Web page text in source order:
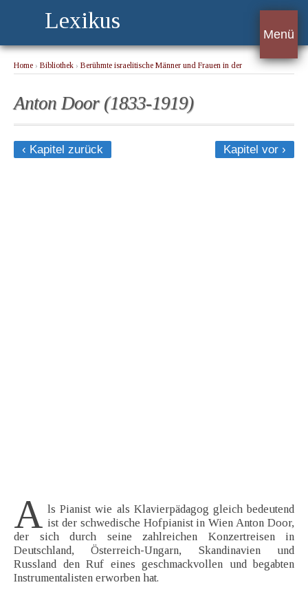
Lexikus
Menü
Home › Bibliothek › Berühmte israelitische Männer und Frauen in der
Anton Door (1833-1919)
‹ Kapitel zurück Kapitel vor ›
A ls Pianist wie als Klavierpädagog gleich bedeutend
ist der schwedische Hofpianist in Wien Anton Door,
der sich durch seine zahlreichen Konzertreisen in
Deutschland, Österreich-Ungarn, Skandinavien und
Russland den Ruf eines geschmackvollen und begabten
Instrumentalisten erworben hat.